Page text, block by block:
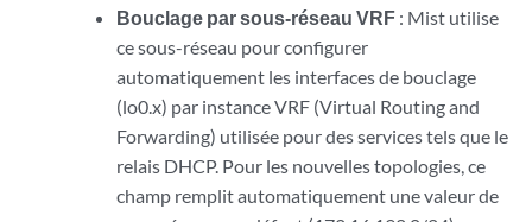
Bouclage par sous-réseau VRF : Mist utilise
ce sous-réseau pour configurer
automatiquement les interfaces de bouclage
(lo0.x) par instance VRF (Virtual Routing and
Forwarding) utilisée pour des services tels que le
relais DHCP. Pour les nouvelles topologies, ce
champ remplit automatiquement une valeur de